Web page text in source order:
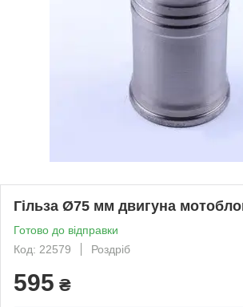
Гільза Ø75 мм двигуна
Готово до відправки
Код: 22579
Роздріб
595 ₴